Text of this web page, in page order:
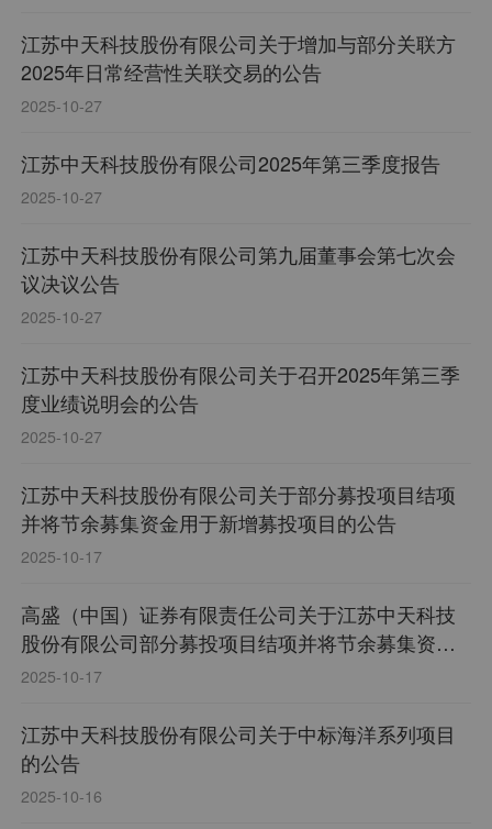
江苏中天科技股份有限公司关于增加与部分关联方
2025年日常经营性关联交易的公告
2025-10-27
江苏中天科技股份有限公司2025年第三季度报告
2025-10-27
江苏中天科技股份有限公司第九届董事会第七次会
议决议公告
2025-10-27
江苏中天科技股份有限公司关于召开2025年第三季
度业绩说明会的公告
2025-10-27
江苏中天科技股份有限公司关于部分募投项目结项
并将节余募集资金用于新增募投项目的公告
2025-10-17
高盛（中国）证券有限责任公司关于江苏中天科技
股份有限公司部分募投项目结项并将节余募集资金
用于新增募投项目之核查意见
2025-10-17
江苏中天科技股份有限公司关于中标海洋系列项目
的公告
2025-10-16